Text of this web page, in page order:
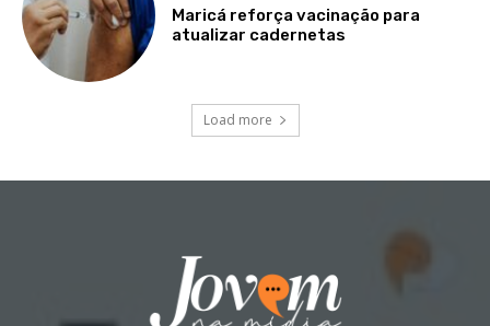
Maricá reforça vacinação para
atualizar cadernetas
Load more